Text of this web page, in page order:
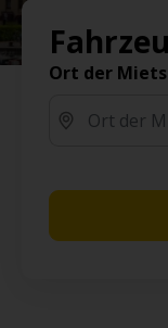
Ort der